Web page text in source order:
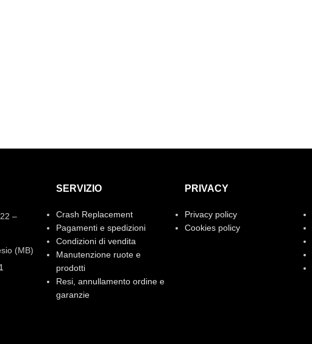
–
(MB)
SERVIZIO
Crash Replacement
Pagamenti e spedizioni
Condizioni di vendita
Manutenzione ruote e
prodotti
Resi, annullamento ordine e
garanzie
PRIVACY
Privacy policy
Cookies policy